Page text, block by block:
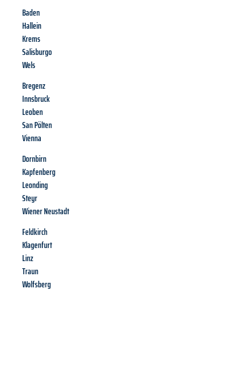
Baden
Hallein
Krems
Salisburgo
Wels
Bregenz
Innsbruck
Leoben
San Pölten
Vienna
Dornbirn
Kapfenberg
Leonding
Steyr
Wiener Neustadt
Feldkirch
Klagenfurt
Linz
Traun
Wolfsberg